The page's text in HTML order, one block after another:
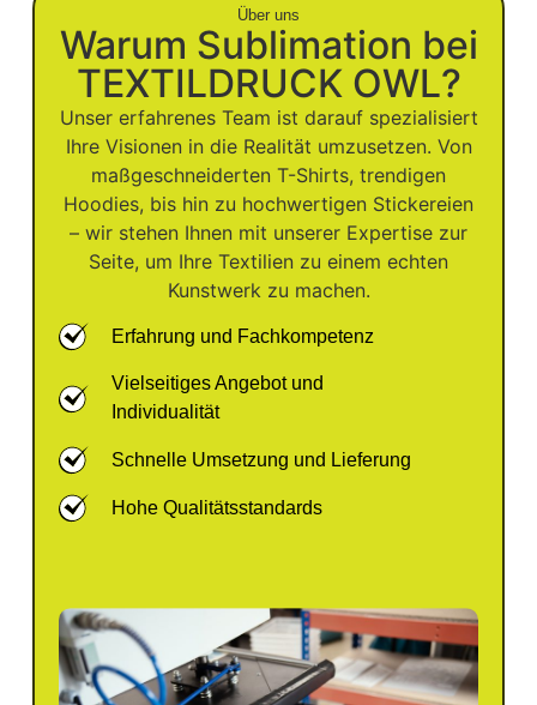
Über uns
Warum Sublimation bei
TEXTILDRUCK OWL?
Unser erfahrenes Team ist darauf spezialisiert
Ihre Visionen in die Realität umzusetzen. Von
maßgeschneiderten T-Shirts, trendigen
Hoodies, bis hin zu hochwertigen Stickereien
– wir stehen Ihnen mit unserer Expertise zur
Seite, um Ihre Textilien zu einem echten
Kunstwerk zu machen.
Erfahrung und Fachkompetenz
Vielseitiges Angebot und
Individualität
Schnelle Umsetzung und Lieferung
Hohe Qualitätsstandards